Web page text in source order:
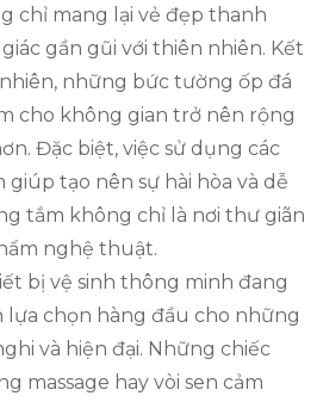
chỉ mang lại vẻ đẹp thanh
gần gũi với thiên nhiên. Kết
những bức tường ốp đá
cho không gian trở nên rộng
Đặc biệt, việc sử dụng các
tạo nên sự hài hòa và dễ
tắm không chỉ là nơi thư giãn
nghệ thuật.
bị vệ sinh thông minh đang
lựa chọn hàng đầu cho những
và hiện đại. Những chiếc
massage hay vòi sen cảm